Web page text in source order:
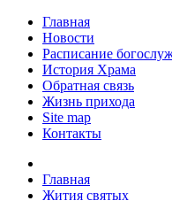
Главная
Новости
Расписание
История Храма
Обратная связь
Жизнь прихода
Site map
Контакты
Главная
Жития святых